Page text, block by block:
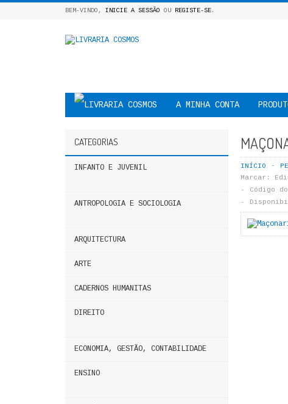
BEM-VINDO, INICIE A SESSÃO OU REGISTE-SE.
A MINHA CONTA
CATEGORIAS
INFANTO E JUVENIL
ANTROPOLOGIA E SOCIOLOGIA
ARQUITECTURA
ARTE
CADERNOS HUMANITAS
DIREITO
ECONOMIA, GESTÃO, CONTABILIDADE
ENSINO
INÍCIO
Marcar:
Código